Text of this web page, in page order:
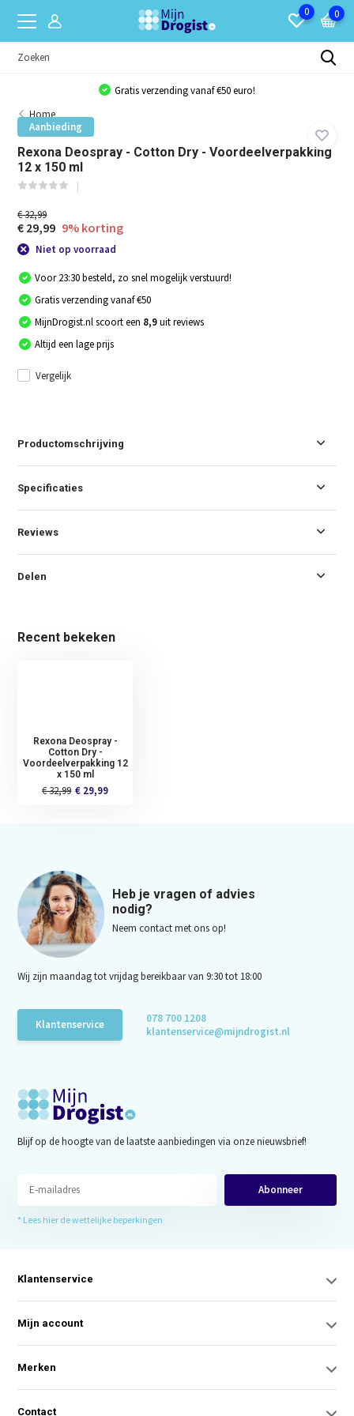
0 0
Gratis verzending vanaf €50 euro!
Home
Aanbieding
Rexona Deospray - Cotton Dry - Voordeelverpakking
12 x 150 ml
€ 32,99
€ 29,99 9% korting
Niet op voorraad
Voor 23:30 besteld, zo snel mogelijk verstuurd!
Gratis verzending vanaf €50
MijnDrogist.nl scoort een 8,9uit reviews
Altijd een lage prijs
Vergelijk
Productomschrijving
Specificaties
Reviews
Delen
Recent bekeken
Rexona Deospray -
Cotton Dry -
Voordeelverpakking 12
x 150 ml
€ 32,99 € 29,99
Heb je vragen of advies
nodig?
Neem contact met ons op!
Wij zijn maandag tot vrijdag bereikbaar van 9:30 tot 18:00
Klantenservice
078 700 1208
klantenservice@mijndrogist.nl
Blijf op de hoogte van de laatste aanbiedingen via onze nieuwsbrief!
Abonneer
* Lees hier de wettelijke beperkingen
Klantenservice
Mijn account
Merken
Contact